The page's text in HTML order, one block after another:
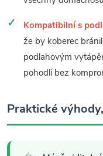
Kompatibilní s
že by koberec
podlahovým
pohodlí bez
Praktické